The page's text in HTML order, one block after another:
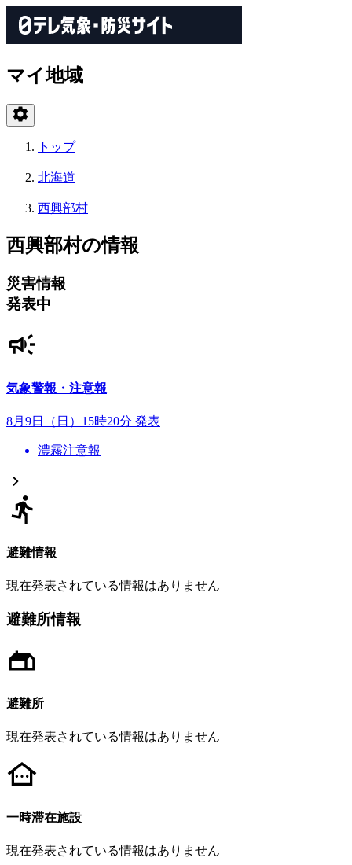
マイ地域
トップ
北海道
西興部村
西興部村の情報
災害情報
発表中
気象警報・注意報
8月9日（日）15時20分 発表
濃霧注意報
避難情報
現在発表されている情報はありません
避難所情報
避難所
現在発表されている情報はありません
一時滞在施設
現在発表されている情報はありません